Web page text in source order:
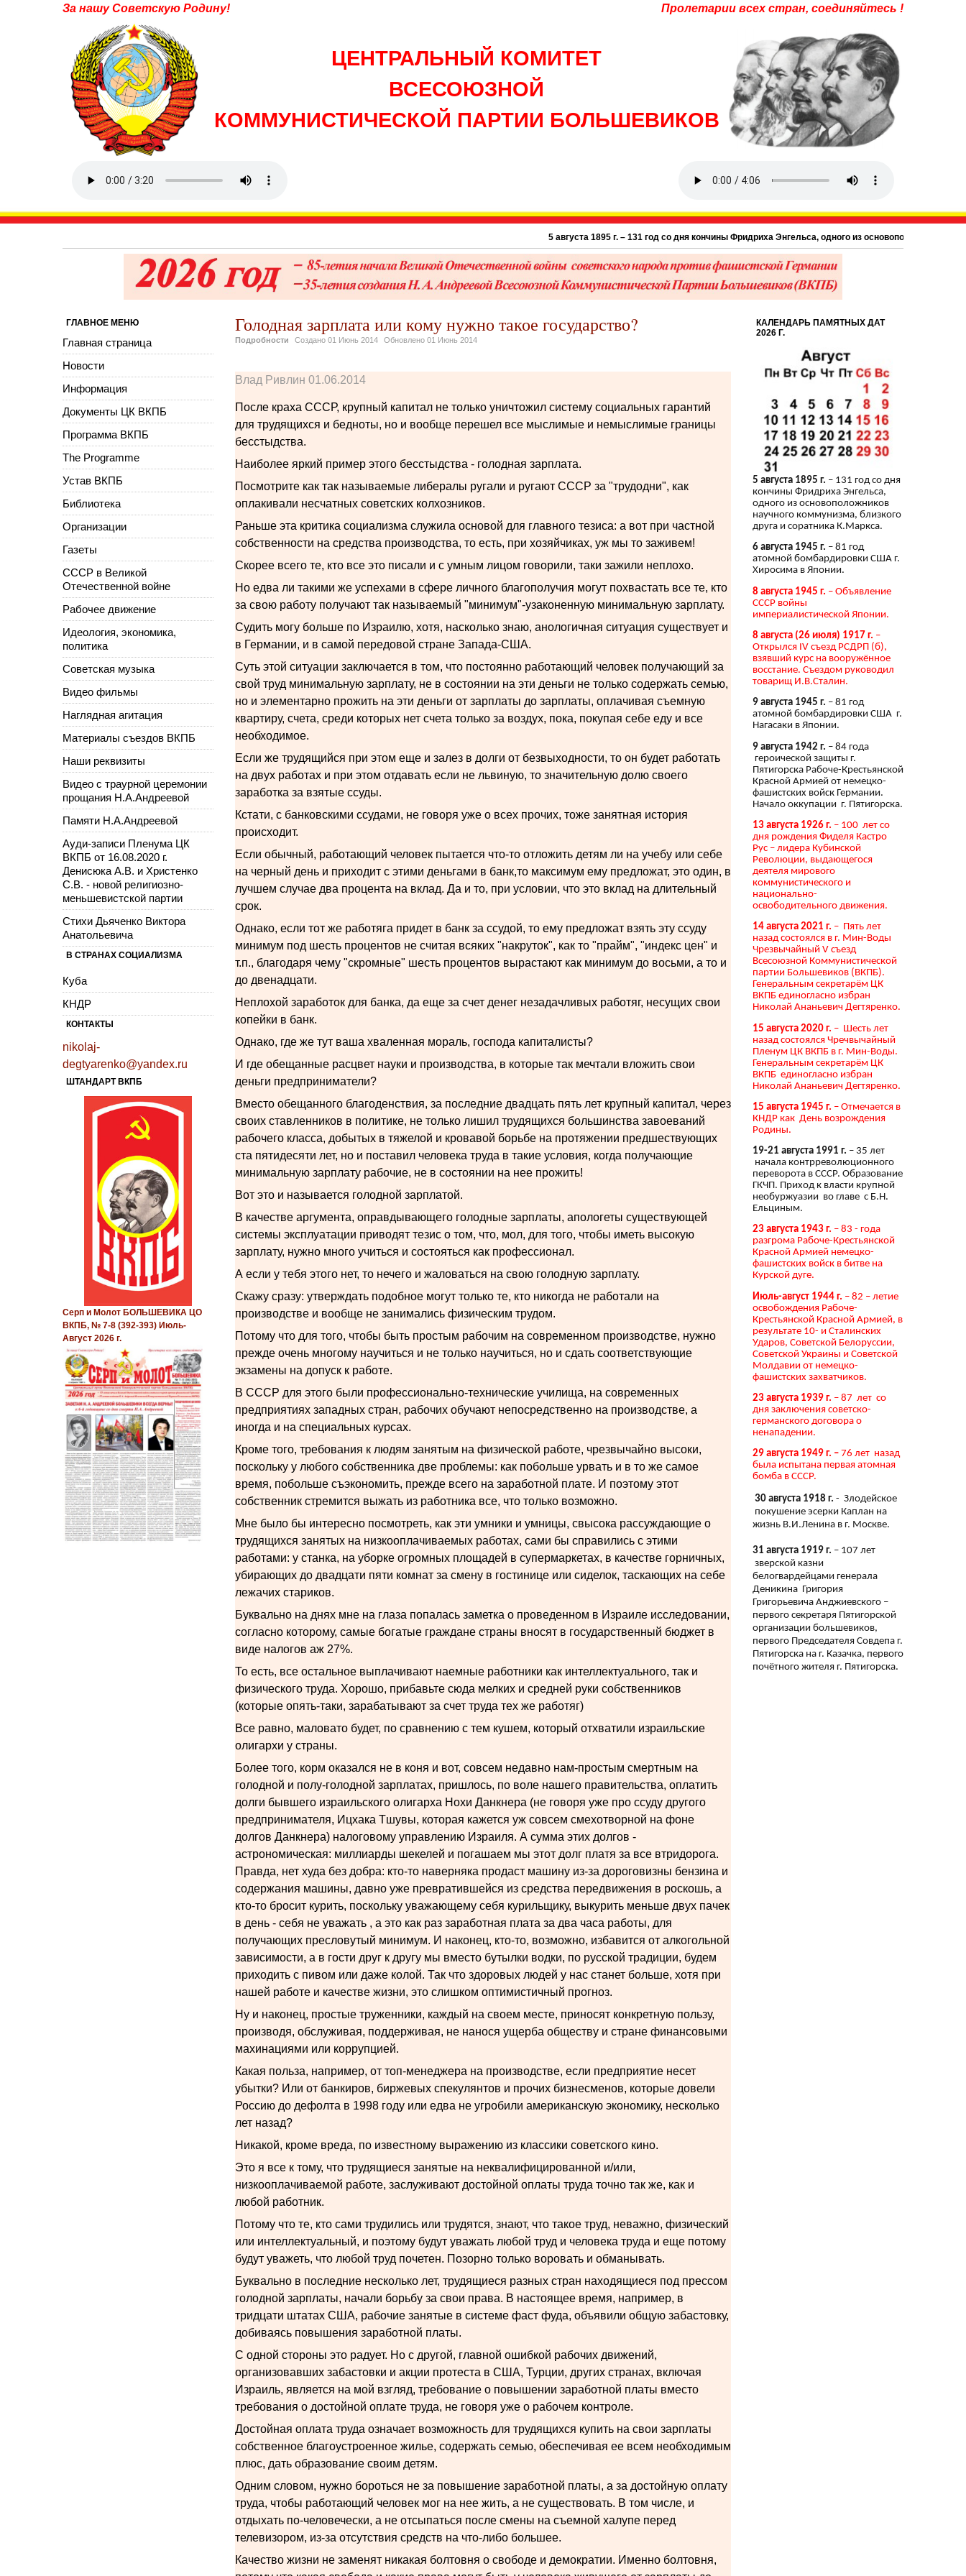
За нашу Советскую Родину! Пролетарии всех стран, соединяйтесь !
ЦЕНТРАЛЬНЫЙ КОМИТЕТ
ВСЕСОЮЗНОЙ
КОММУНИСТИЧЕСКОЙ ПАРТИИ БОЛЬШЕВИКОВ
5 августа 1895 г. – 131 год со дня кончины Фридриха Энгельса, одного из основоположников научного
Голодная зарплата или кому нужно такое государство?
Подробности Создано 01 Июнь 2014 Обновлено 01 Июнь 2014
Влад Ривлин 01.06.2014
После краха СССР, крупный капитал не только уничтожил систему социальных гарантий
для трудящихся и бедноты, но и вообще перешел все мыслимые и немыслимые границы
бесстыдства.
Наиболее яркий пример этого бесстыдства - голодная зарплата.
Посмотрите как так называемые либералы ругали и ругают СССР за "трудодни", как
оплакивали несчатных советских колхозников.
Раньше эта критика социализма служила основой для главного тезиса: а вот при частной
собственности на средства производства, то есть, при хозяйчиках, уж мы то заживем!
Скорее всего те, кто все это писали и с умным лицом говорили, таки зажили неплохо.
Но едва ли такими же успехами в сфере личного благополучия могут похвастать все те, кто
за свою работу получают так называемый "минимум"-узаконенную минимальную зарплату.
Судить могу больше по Израилю, хотя, насколько знаю, анологичная ситуация существует и
в Германии, и в самой передовой стране Запада-США.
Суть этой ситуации заключается в том, что постоянно работающий человек получающий за
свой труд минимальную зарплату, не в состоянии на эти деньги не только содержать семью,
но и элементарно прожить на эти деньги от зарплаты до зарплаты, оплачивая съемную
квартиру, счета, среди которых нет счета только за воздух, пока, покупая себе еду и все
необходимое.
Если же трудящийся при этом еще и залез в долги от безвыходности, то он будет работать
на двух работах и при этом отдавать если не львиную, то значительную долю своего
заработка за взятые ссуды.
Кстати, с банковскими ссудами, не говоря уже о всех прочих, тоже занятная история
происходит.
Если обычный, работающий человек пытается что-то отложить детям ли на учебу или себе
на черный день и приходит с этими деньгами в банк,то максимум ему предложат, это один, в
лучшем случае два процента на вклад. Да и то, при условии, что это вклад на длительный
срок.
Однако, если тот же работяга придет в банк за ссудой, то ему предложат взять эту ссуду
минимум под шесть процентов не считая всяких "накруток", как то "прайм", "индекс цен" и
т.п., благодаря чему "скромные" шесть процентов вырастают как минимум до восьми, а то и
до двенадцати.
Неплохой заработок для банка, да еще за счет денег незадачливых работяг, несущих свои
копейки в банк.
Однако, где же тут ваша хваленная мораль, господа капиталисты?
И где обещанные расцвет науки и производства, в которые так мечтали вложить свои
деньги предприниматели?
Вместо обещанного благоденствия, за последние двадцать пять лет крупный капитал, через
своих ставленников в политике, не только лишил трудящихся большинства завоеваний
рабочего класса, добытых в тяжелой и кровавой борьбе на протяжении предшествующих
ста пятидесяти лет, но и поставил человека труда в такие условия, когда получающие
минимальную зарплату рабочие, не в состоянии на нее прожить!
Вот это и называется голодной зарплатой.
В качестве аргумента, оправдывающего голодные зарплаты, апологеты существующей
системы эксплуатации приводят тезис о том, что, мол, для того, чтобы иметь высокую
зарплату, нужно много учиться и состояться как профессионал.
А если у тебя этого нет, то нечего и жаловаться на свою голодную зарплату.
Скажу сразу: утверждать подобное могут только те, кто никогда не работали на
производстве и вообще не занимались физическим трудом.
Потому что для того, чтобы быть простым рабочим на современном производстве, нужно
прежде очень многому научиться и не только научиться, но и сдать соответствующие
экзамены на допуск к работе.
В СССР для этого были профессионально-технические училища, на современных
предприятиях западных стран, рабочих обучают непосредственно на производстве, а
иногда и на специальных курсах.
Кроме того, требования к людям занятым на физической работе, чрезвычайно высоки,
поскольку у любого собственника две проблемы: как побольше урвать и в то же самое
время, побольше съэкономить, прежде всего на заработной плате. И поэтому этот
собственник стремится выжать из работника все, что только возможно.
Мне было бы интересно посмотреть, как эти умники и умницы, свысока рассуждающие о
трудящихся занятых на низкооплачиваемых работах, сами бы справились с этими
работами: у станка, на уборке огромных площадей в супермаркетах, в качестве горничных,
убирающих до двадцати пяти комнат за смену в гостинице или сиделок, таскающих на себе
лежачих стариков.
Буквально на днях мне на глаза попалась заметка о проведенном в Израиле исследовании,
согласно которому, самые богатые граждане страны вносят в государственный бюджет в
виде налогов аж 27%.
То есть, все остальное выплачивают наемные работники как интеллектуального, так и
физического труда. Хорошо, прибавьте сюда мелких и средней руки собственников
(которые опять-таки, зарабатывают за счет труда тех же работяг)
Все равно, маловато будет, по сравнению с тем кушем, который отхватили израильские
олигархи у страны.
Более того, корм оказался не в коня и вот, совсем недавно нам-простым смертным на
голодной и полу-голодной зарплатах, пришлось, по воле нашего правительства, оплатить
долги бывшего израильского олигарха Нохи Данкнера (не говоря уже про ссуду другого
предпринимателя, Ицхака Тшувы, которая кажется уж совсем смехотворной на фоне
долгов Данкнера) налоговому управлению Израиля. А сумма этих долгов -
астрономическая: миллиарды шекелей и погашаем мы этот долг платя за все втридорога.
Правда, нет худа без добра: кто-то наверняка продаст машину из-за дороговизны бензина и
содержания машины, давно уже превратившейся из средства передвижения в роскошь, а
кто-то бросит курить, поскольку уважающему себя курильщику, выкурить меньше двух пачек
в день - себя не уважать , а это как раз заработная плата за два часа работы, для
получающих пресловутый минимум. И наконец, кто-то, возможно, избавится от алкогольной
зависимости, а в гости друг к другу мы вместо бутылки водки, по русской традиции, будем
приходить с пивом или даже колой. Так что здоровых людей у нас станет больше, хотя при
нашей работе и качестве жизни, это слишком оптимистичный прогноз.
Ну и наконец, простые труженники, каждый на своем месте, приносят конкретную пользу,
производя, обслуживая, поддерживая, не нанося ущерба обществу и стране финансовыми
махинациями или коррупцией.
Какая польза, например, от топ-менеджера на производстве, если предприятие несет
убытки? Или от банкиров, биржевых спекулянтов и прочих бизнесменов, которые довели
Россию до дефолта в 1998 году или едва не угробили американскую экономику, несколько
лет назад?
Никакой, кроме вреда, по известному выражению из классики советского кино.
Это я все к тому, что трудящиеся занятые на неквалифицированной и/или,
низкооплачиваемой работе, заслуживают достойной оплаты труда точно так же, как и
любой работник.
Потому что те, кто сами трудились или трудятся, знают, что такое труд, неважно, физический
или интеллектуальный, и поэтому будут уважать любой труд и человека труда и еще потому
будут уважеть, что любой труд почетен. Позорно только воровать и обманывать.
Буквально в последние несколько лет, трудящиеся разных стран находящиеся под прессом
голодной зарплаты, начали борьбу за свои права. В настоящее время, например, в
тридцати штатах США, рабочие занятые в системе фаст фуда, объявили общую забастовку,
добиваясь повышения заработной платы.
С одной стороны это радует. Но с другой, главной ошибкой рабочих движений,
организовавших забастовки и акции протеста в США, Турции, других странах, включая
Израиль, является на мой взгляд, требование о повышении заработной платы вместо
требования о достойной оплате труда, не говоря уже о рабочем контроле.
Достойная оплата труда означает возможность для трудящихся купить на свои зарплаты
собственное благоустроенное жилье, содержать семью, обеспечивая ее всем необходимым
плюс, дать образование своим детям.
Одним словом, нужно бороться не за повышение заработной платы, а за достойную оплату
труда, чтобы работающий человек мог на нее жить, а не существовать. В том числе, и
отдыхать по-человечески, а не отсыпаться после смены на съемной халупе перед
телевизором, из-за отсутствия средств на что-либо большее.
Качество жизни не заменят никакая болтовня о свободе и демократии. Именно болтовня,
ГЛАВНОЕ МЕНЮ
Главная страница
Новости
Информация
Документы ЦК ВКПБ
Программа ВКПБ
The Programme
Устав ВКПБ
Библиотека
Организации
Газеты
СССР в Великой
Отечественной войне
Рабочее движение
Идеология, экономика,
политика
Советская музыка
Видео фильмы
Наглядная агитация
Материалы съездов ВКПБ
Наши реквизиты
Видео с траурной церемонии
прощания Н.А.Андреевой
Памяти Н.А.Андреевой
Ауди-записи Пленума ЦК
ВКПБ от 16.08.2020 г.
Денисюка А.В. и Христенко
С.В. - новой религиозно-
меньшевистской партии
Стихи Дьяченко Виктора
Анатольевича
В СТРАНАХ СОЦИАЛИЗМА
Куба
КНДР
КОНТАКТЫ
nikolaj-
degtyarenko@yandex.ru
ШТАНДАРТ ВКПБ
Серп и Молот БОЛЬШЕВИКА ЦО
ВКПБ, № 7-8 (392-393) Июль-
Август 2026 г.
КАЛЕНДАРЬ ПАМЯТНЫХ ДАТ
2026 Г.
5 августа 1895 г. – 131 год со дня
кончины Фридриха Энгельса,
одного из основоположников
научного коммунизма, близкого
друга и соратника К.Маркса.
6 августа 1945 г. – 81 год
атомной бомбардировки США г.
Хиросима в Японии.
8 августа 1945 г. – Объявление
СССР войны
империалистической Японии.
8 августа (26 июля) 1917 г. –
Открылся IV съезд РСДРП (б),
взявший курс на вооружённое
восстание. Съездом руководил
товарищ И.В.Сталин.
9 августа 1945 г. – 81 год
атомной бомбардировки США г.
Нагасаки в Японии.
9 августа 1942 г. – 84 года
героической защиты г.
Пятигорска Рабоче-Крестьянской
Красной Армией от немецко-
фашистских войск Германии.
Начало оккупации г. Пятигорска.
13 августа 1926 г. – 100 лет со
дня рождения Фиделя Кастро
Рус – лидера Кубинской
Революции, выдающегося
деятеля мирового
коммунистического и
национально-
освободительного движения.
14 августа 2021 г. – Пять лет
назад состоялся в г. Мин-Воды
Чрезвычайный V съезд
Всесоюзной Коммунистической
партии Большевиков (ВКПБ).
Генеральным секретарём ЦК
ВКПБ единогласно избран
Николай Ананьевич Дегтяренко.
15 августа 2020 г. – Шесть лет
назад состоялся Чречвычайный
Пленум ЦК ВКПБ в г. Мин-Воды.
Генеральным секретарём ЦК
ВКПБ единогласно избран
Николай Ананьевич Дегтяренко.
15 августа 1945 г. – Отмечается в
КНДР как День возрождения
Родины.
19-21 августа 1991 г. – 35 лет
начала контрреволюционного
переворота в СССР. Образование
ГКЧП. Приход к власти крупной
необуржуазии во главе с Б.Н.
Ельциным.
23 августа 1943 г. – 83 - года
разгрома Рабоче-Крестьянской
Красной Армией немецко-
фашистских войск в битве на
Курской дуге.
Июль-август 1944 г. – 82 – летие
освобождения Рабоче-
Крестьянской Красной Армией, в
результате 10- и Сталинских
Ударов, Советской Белоруссии,
Советской Украины и Советской
Молдавии от немецко-
фашистских захватчиков.
23 августа 1939 г. – 87 лет со
дня заключения советско-
германского договора о
ненападении.
29 августа 1949 г. – 76 лет назад
была испытана первая атомная
бомба в СССР.
30 августа 1918 г. - Злодейское
покушение эсерки Каплан на
жизнь В.И.Ленина в г. Москве.
31 августа 1919 г. – 107 лет
зверской казни
белогвардейцами генерала
Деникина Григория
Григорьевича Анджиевского –
первого секретаря Пятигорской
организации большевиков,
первого Председателя Совдепа г.
Пятигорска на г. Казачка, первого
почётного жителя г. Пятигорска.